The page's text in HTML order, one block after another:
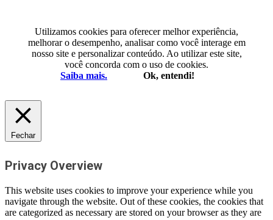
Utilizamos cookies para oferecer melhor experiência,
melhorar o desempenho, analisar como você interage em
nosso site e personalizar conteúdo. Ao utilizar este site,
você concorda com o uso de cookies.
Saiba mais.
Ok, entendi!
Fechar
Privacy Overview
This website uses cookies to improve your experience while you
navigate through the website. Out of these cookies, the cookies that
are categorized as necessary are stored on your browser as they are